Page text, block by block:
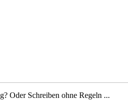
Oder Schreiben ohne Regeln ...